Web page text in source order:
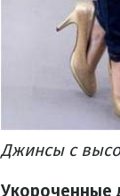
Джинсы с
Укороченные